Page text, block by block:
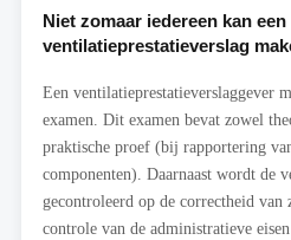
Niet zomaar iedereen kan een
ventilatieprestatieverslag
Een ventilatieprestatieverslaggever
examen. Dit examen bevat zowel
praktische proef (bij rapportering
componenten). Daarnaast wordt de
gecontroleerd op de correctheid
controle van de administratieve